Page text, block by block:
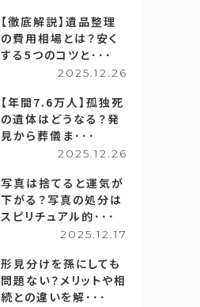
【徹底解説】遺品整理
の費用相場とは？安く
する5つのコツと･･･
2025.12.26
【年間7.6万人】孤独死
の遺体はどうなる？発
見から葬儀ま･･･
2025.12.26
写真は捨てると運気が
下がる？写真の処分は
スピリチュアル的･･･
2025.12.17
形見分けを孫にしても
問題ない？メリットや相
続との違いを解･･･